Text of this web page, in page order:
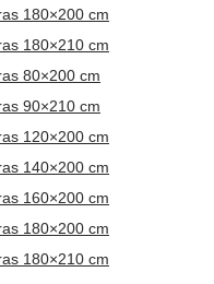
180×200 cm
180×210 cm
80×200 cm
90×210 cm
120×200 cm
140×200 cm
160×200 cm
180×200 cm
180×210 cm